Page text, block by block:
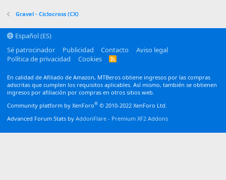
Verdana
Gravel - Ciclocross (CX)
Español (ES)
Sé patrocinador
Publicidad Contacto
Aviso legal
Política de privacidad
Cookies
R
En calidad de Afiliado de Amazon, MTBeros obtiene ingresos por las compras
adscritas que cumplen los requisitos aplicables. Así mismo, también se obtienen
ingresos por afiliación por compras en otros sitios web.
Community platform by XenForo® © 2010-2022 XenForo Ltd.
Advanced Forum Stats by AddonFlare - Premium XF2 Addons